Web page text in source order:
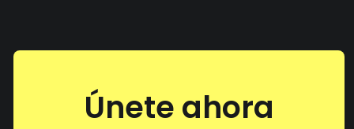
Únete ahora